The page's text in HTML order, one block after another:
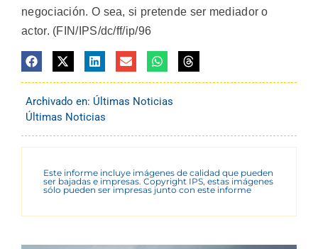
negociación. O sea, si pretende ser mediador o
actor. (FIN/IPS/dc/ff/ip/96
Archivado en: Últimas Noticias
Últimas Noticias
Este informe incluye imágenes de calidad que pueden
ser bajadas e impresas. Copyright IPS, estas imágenes
sólo pueden ser impresas junto con este informe